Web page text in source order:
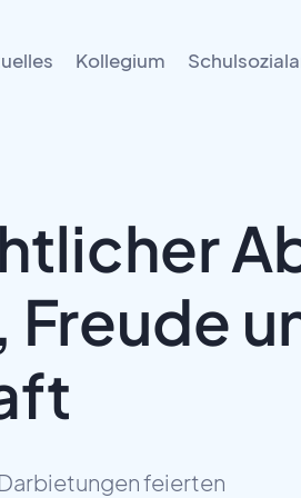
Kollegium
Freude
feierten